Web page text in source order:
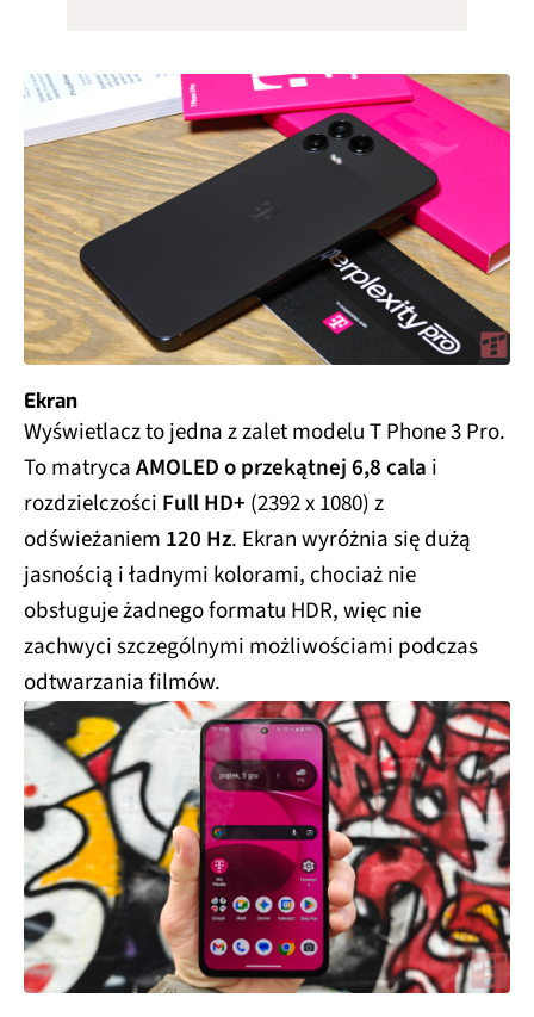
Ekran
Wyświetlacz to jedna z zalet modelu T Phone 3 Pro.
To matrycaAMOLED o przekątnej 6,8 cala i
rozdzielczości Full HD+(2392 x 1080) z
odświeżaniem 120 Hz. Ekran wyróżnia się dużą
jasnością i ładnymi kolorami, chociaż nie
obsługuje żadnego formatu HDR, więc nie
zachwyci szczególnymi możliwościami podczas
odtwarzania filmów.